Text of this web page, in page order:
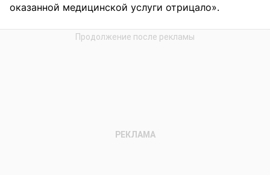
оказанной медицинской услуги отрицало».